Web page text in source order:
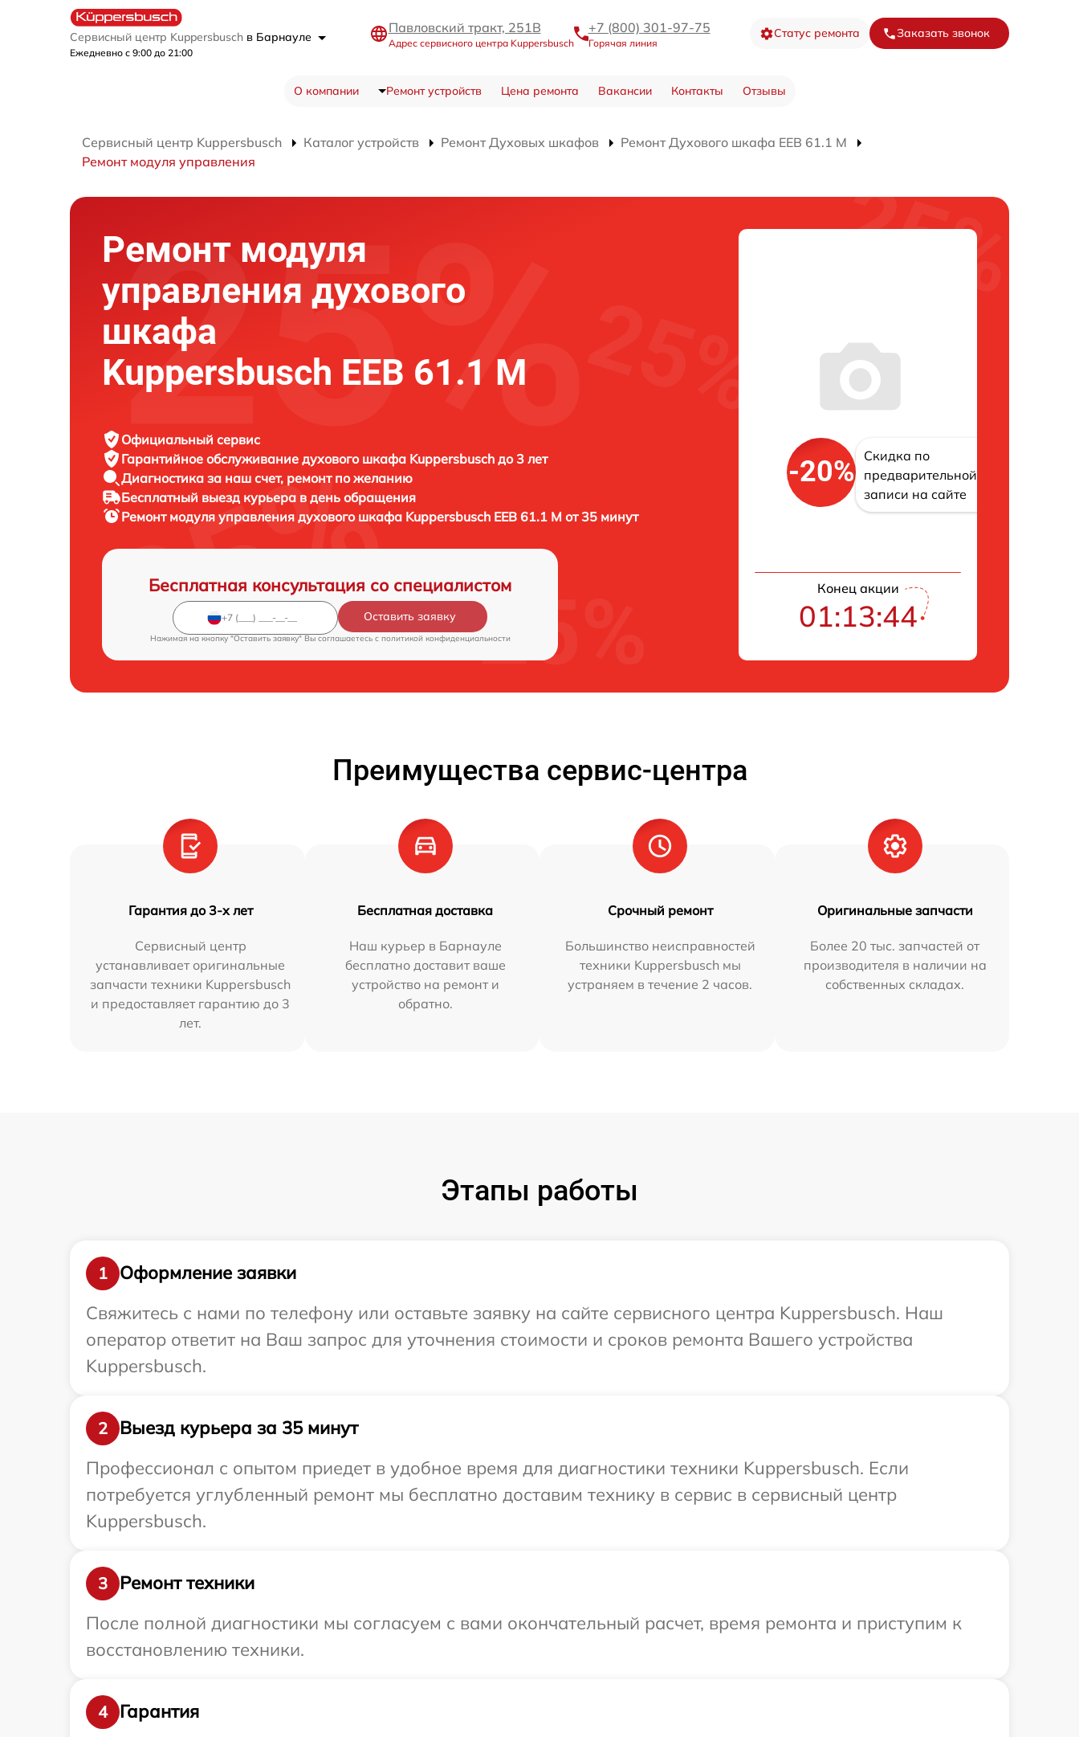
Сервисный центр Kuppersbusch в Барнауле
Ежедневно с 9:00 до 21:00
Павловский тракт, 251В
Адрес сервисного центра Kuppersbusch
+7 (800) 301-97-75
Горячая линия
Статус ремонта Заказать звонок
О компании Ремонт устройств Цена ремонта Вакансии Контакты Отзывы
Сервисный центр Kuppersbusch Каталог устройств Ремонт Духовых шкафов
Ремонт Духового шкафа EEB 61.1 M
Ремонт модуля управления
Ремонт модуля
управления духового
шкафа
Kuppersbusch EEB 61.1 M
Официальный сервис
Гарантийное обслуживание духового шкафа Kuppersbusch до 3 лет
Диагностика за наш счет, ремонт по желанию
Бесплатный выезд курьера в день обращения
Ремонт модуля управления духового шкафа Kuppersbusch EEB 61.1 M от 35 минут
Бесплатная консультация со специалистом
Оставить заявку
Нажимая на кнопку "Оставить заявку" Вы соглашаетесь c политикой конфиденциальности
-20%
Скидка по
предварительной
записи на сайте
Конец акции
01:13:43
Преимущества сервис-центра
Гарантия до 3-х лет
Сервисный центр
устанавливает оригинальные
запчасти техники Kuppersbusch
и предоставляет гарантию до 3
лет.
Бесплатная доставка
Наш курьер в Барнауле
бесплатно доставит ваше
устройство на ремонт и
обратно.
Срочный ремонт
Большинство неисправностей
техники Kuppersbusch мы
устраняем в течение 2 часов.
Оригинальные запчасти
Более 20 тыс. запчастей от
производителя в наличии на
собственных складах.
Этапы работы
1
Оформление заявки
Свяжитесь с нами по телефону или оставьте заявку на сайте сервисного центра Kuppersbusch. Наш
оператор ответит на Ваш запрос для уточнения стоимости и сроков ремонта Вашего устройства
Kuppersbusch.
2
Выезд курьера за 35 минут
Профессионал с опытом приедет в удобное время для диагностики техники Kuppersbusch. Если
потребуется углубленный ремонт мы бесплатно доставим технику в сервис в сервисный центр
Kuppersbusch.
3
Ремонт техники
После полной диагностики мы согласуем с вами окончательный расчет, время ремонта и приступим к
восстановлению техники.
4
Гарантия